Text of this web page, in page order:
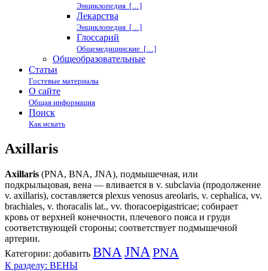
Энциклопедия […]
Лекарства
Энциклопедия […]
Глоссарий
Общемедицинские […]
Общеобразовательные
Статьи
Гостевые материалы
О сайте
Общая информация
Поиск
Как искать
Axillaris
Axillaris (PNA, BNA, JNA), подмышечная, или
подкрыльцовая, вена — вливается в v. subclavia (продолжение
v. axillaris), составляется plexus venosus areolaris, v. cephalica, vv.
brachiales, v. thoracalis lat., vv. thoracoepigastricae; собирает
кровь от верхней конечности, плечевого пояса и груди
соответствующей стороны; соответствует подмышечной
артерии.
Категории: добавить BNA JNA PNA
К разделу: ВЕНЫ